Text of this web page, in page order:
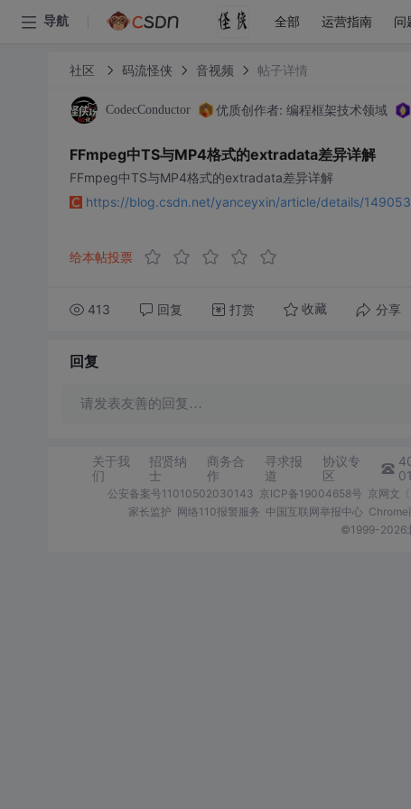
导航 全部 运营指南 问
社区 码流怪侠 音视频 帖子详情
CodecConductor 优质创作者: 编程框架技术领域
FFmpeg中TS与MP4格式的extradata差异详解
FFmpeg中TS与MP4格式的extradata差异详解
https://blog.csdn.net/yanceyxin/article/details/
给本帖投票
413 回复 打赏 收藏 分享
回复
请发表友善的回复…
关于我
们
招贤纳
士
商务合
作
寻求报
道
协议专
区
公安备案号11010502030143 京ICP备19004658号 京网文
家长监护 网络110报警服务 中国互联网举报中心 Chrome
©1999-2026